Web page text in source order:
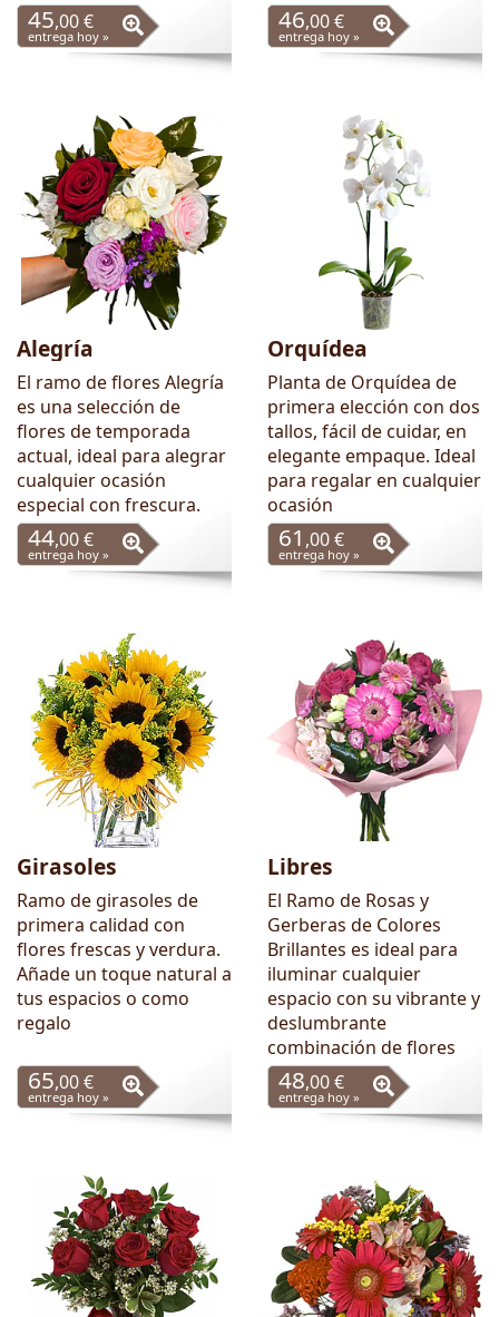
45,00 €
entrega hoy »
46,00 €
entrega hoy »
Alegría
El ramo de flores Alegría
es una selección de
flores de temporada
actual, ideal para alegrar
cualquier ocasión
especial con frescura.
44,00 €
entrega hoy »
Orquídea
Planta de Orquídea de
primera elección con dos
tallos, fácil de cuidar, en
elegante empaque. Ideal
para regalar en cualquier
ocasión
61 ,00 €
entrega hoy »
Girasoles
Ramo de girasoles de
primera calidad con
flores frescas y verdura.
Añade un toque natural a
tus espacios o como
regalo
65,00 €
entrega hoy »
Libres
El Ramo de Rosas y
Gerberas de Colores
Brillantes es ideal para
iluminar cualquier
espacio con su vibrante y
deslumbrante
combinación de flores
48,00 €
entrega hoy »